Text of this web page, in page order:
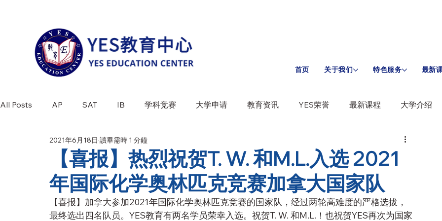
All Posts AP SAT IB 学科竞赛 大学申请 教育资讯 YES荣誉 最新课程 大学介绍
学科介绍 竞赛百科 最新活动
【喜报】热烈祝贺T. W. 和M.L.入选 2021
年国际化学奥林匹克竞赛加拿大国家队
2021年6月18日 讀畢需時 1 分鐘
【喜报】加拿大参加2021年国际化学奥林匹克竞赛的国家队，经过两轮高难度的严格选拔，
最终选出四名队员。YES教育有两名学员荣幸入选。祝贺T. W. 和M.L.！也祝贺YES再次为国家
首页 关于我们 特色服务 最新